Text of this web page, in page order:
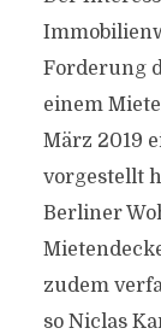
Forderung
einem
März 2019
vorgestellt
Berliner
zudem
so Niclas